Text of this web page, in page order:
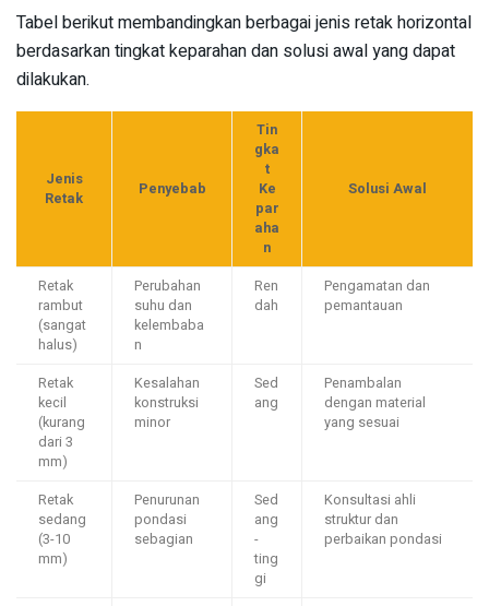
Tabel berikut membandingkan berbagai jenis retak horizontal
berdasarkan tingkat keparahan dan solusi awal yang dapat
dilakukan.
Jenis
Retak
Penyebab
Tin
gka
t
Ke
par
aha
n
Solusi Awal
Retak
rambut
(sangat
halus)
Perubahan
suhu dan
kelembaba
n
Ren
dah
Pengamatan dan
pemantauan
Retak
kecil
(kurang
dari 3
mm)
Kesalahan
konstruksi
minor
Sed
ang
Penambalan
dengan material
yang sesuai
Retak
sedang
(3-10
mm)
Penurunan
pondasi
sebagian
Sed
ang
-
ting
gi
Konsultasi ahli
struktur dan
perbaikan pondasi